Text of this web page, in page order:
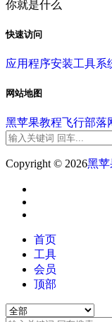
你就是什么
快速访问
应用程序安装工具系
网站地图
黑苹果教程飞行部落
Copyright © 2026黑苹
首页
工具
会员
顶部